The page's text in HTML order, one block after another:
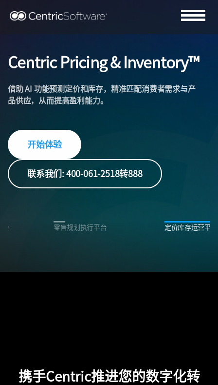
Centric Pricing & Inventory™
借助 AI 功能预测定价和库存，精准匹配消费者需求与产
品供应，从而提高盈利能力。
开始体验
联系我们: 400-061-2518转888
台 零售规划执行平台 定价库存运营平台
携手Centric推进您的数字化转